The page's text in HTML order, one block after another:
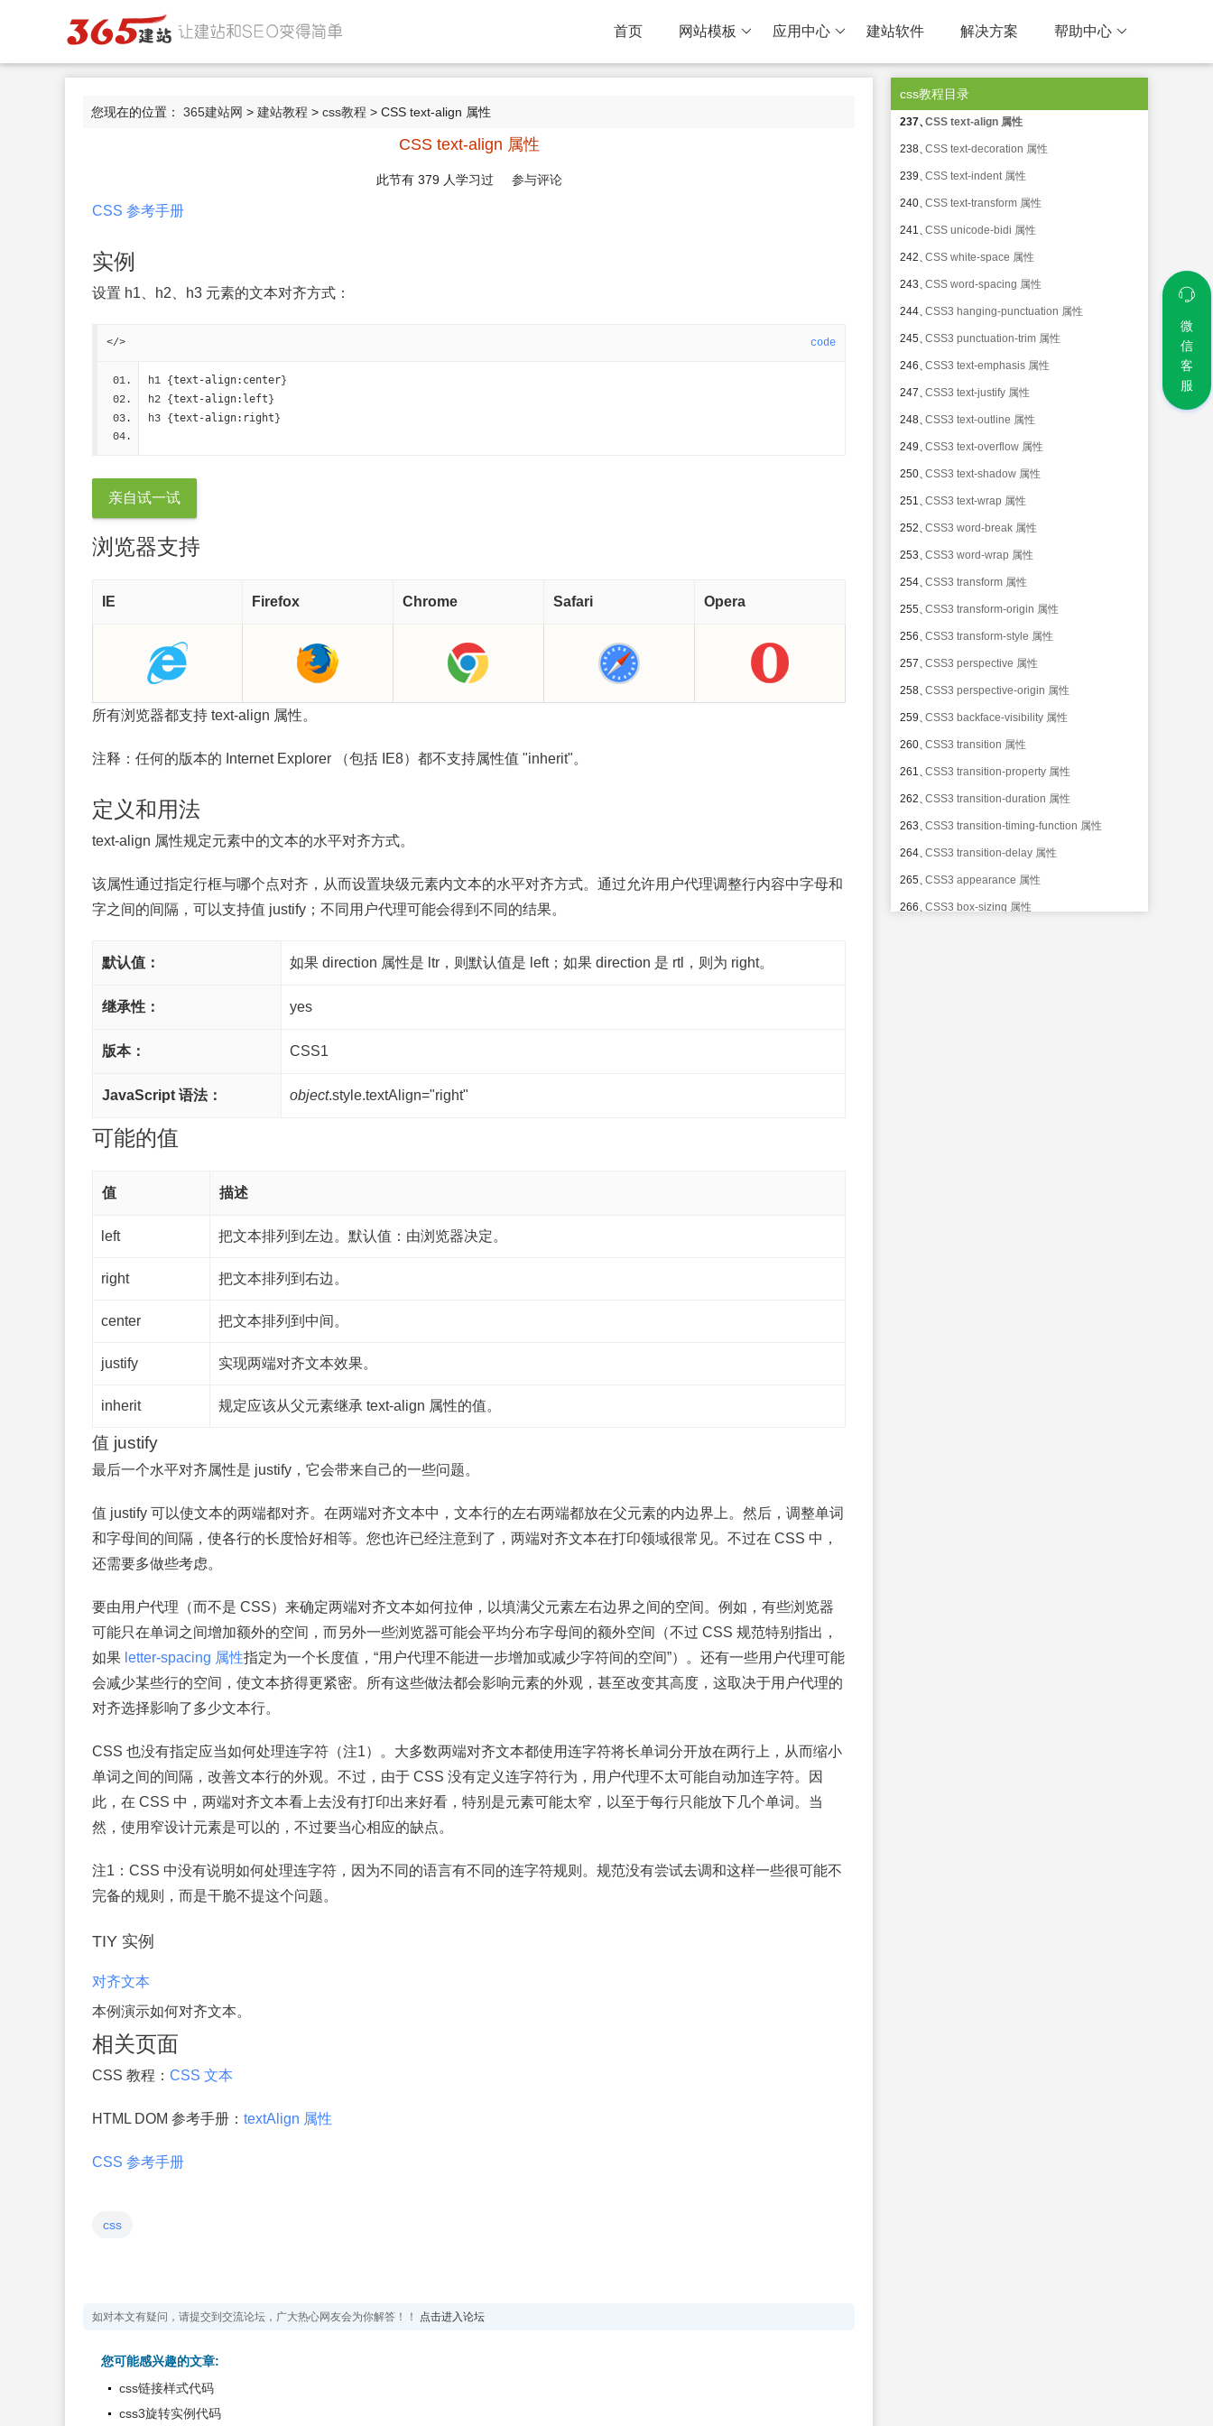
首页 网站模板 应用中心 建站软件 解决方案 帮助中心
您现在的位置： 365建站网 > 建站教程 > css教程 > CSS text-align 属性
CSS text-align 属性
此节有 379人学习过 参与评论
CSS 参考手册
实例
设置 h1、h2、h3 元素的文本对齐方式：
</> code
h1 { text-align:center }
h2 { text-align:left }
h3 { text-align:right }
亲自试一试
浏览器支持
IE Firefox Chrome Safari Opera
所有浏览器都支持 text-align 属性。
注释： 任何的版本的 Internet Explorer （包括 IE8）都不支持属性值 "inherit"。
定义和用法
text-align 属性规定元素中的文本的水平对齐方式。
该属性通过指定行框与哪个点对齐，从而设置块级元素内文本的水平对齐方式。通过允许用户代理调整行内容中字母和
字之间的间隔，可以支持值 justify；不同用户代理可能会得到不同的结果。
默认值： 如果 direction 属性是 ltr，则默认值是 left；如果 direction 是 rtl，则为 right。
继承性： yes
版本： CSS1
JavaScript 语法： object.style.textAlign="right"
可能的值
值 描述
left 把文本排列到左边。默认值：由浏览器决定。
right 把文本排列到右边。
center 把文本排列到中间。
justify 实现两端对齐文本效果。
inherit 规定应该从父元素继承 text-align 属性的值。
值 justify
最后一个水平对齐属性是 justify，它会带来自己的一些问题。
值 justify 可以使文本的两端都对齐。在两端对齐文本中，文本行的左右两端都放在父元素的内边界上。然后，调整单词
和字母间的间隔，使各行的长度恰好相等。您也许已经注意到了，两端对齐文本在打印领域很常见。不过在 CSS 中，
还需要多做些考虑。
要由用户代理（而不是 CSS）来确定两端对齐文本如何拉伸，以填满父元素左右边界之间的空间。例如，有些浏览器
可能只在单词之间增加额外的空间，而另外一些浏览器可能会平均分布字母间的额外空间（不过 CSS 规范特别指出，
如果 letter-spacing 属性指定为一个长度值，“用户代理不能进一步增加或减少字符间的空间”）。还有一些用户代理可能
会减少某些行的空间，使文本挤得更紧密。所有这些做法都会影响元素的外观，甚至改变其高度，这取决于用户代理的
对齐选择影响了多少文本行。
CSS 也没有指定应当如何处理连字符（注1）。大多数两端对齐文本都使用连字符将长单词分开放在两行上，从而缩小
单词之间的间隔，改善文本行的外观。不过，由于 CSS 没有定义连字符行为，用户代理不太可能自动加连字符。因
此，在 CSS 中，两端对齐文本看上去没有打印出来好看，特别是元素可能太窄，以至于每行只能放下几个单词。当
然，使用窄设计元素是可以的，不过要当心相应的缺点。
注1： CSS 中没有说明如何处理连字符，因为不同的语言有不同的连字符规则。规范没有尝试去调和这样一些很可能不
完备的规则，而是干脆不提这个问题。
TIY 实例
对齐文本
本例演示如何对齐文本。
相关页面
CSS 教程： CSS 文本
HTML DOM 参考手册： textAlign 属性
CSS 参考手册
css
如对本文有疑问，请提交到交流论坛，广大热心网友会为你解答！！ 点击进入论坛
您可能感兴趣的文章:
css链接样式代码
css3旋转实例代码
css教程目录
234、 CSS direction 属性
235、CSS letter-spacing 属性
236、CSS line-height 属性
237、CSS text-align 属性
238、CSS text-decoration 属性
239、CSS text-indent 属性
240、CSS text-transform 属性
241、CSS unicode-bidi 属性
242、CSS white-space 属性
243、CSS word-spacing 属性
244、CSS3 hanging-punctuation 属性
245、CSS3 punctuation-trim 属性
246、CSS3 text-emphasis 属性
247、CSS3 text-justify 属性
248、CSS3 text-outline 属性
249、CSS3 text-overflow 属性
250、CSS3 text-shadow 属性
251、CSS3 text-wrap 属性
252、CSS3 word-break 属性
253、CSS3 word-wrap 属性
254、CSS3 transform 属性
255、CSS3 transform-origin 属性
256、CSS3 transform-style 属性
257、CSS3 perspective 属性
258、CSS3 perspective-origin 属性
259、CSS3 backface-visibility 属性
260、CSS3 transition 属性
261、CSS3 transition-property 属性
262、CSS3 transition-duration 属性
263、CSS3 transition-timing-function 属性
264、CSS3 transition-delay 属性
265、CSS3 appearance 属性
266、CSS3 box-sizing 属性
微
信
客
服